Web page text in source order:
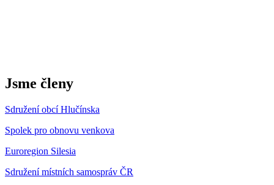
Jsme členy
Sdružení obcí Hlučínska
Spolek pro obnovu venkova
Euroregion Silesia
Sdružení místních samospráv ČR